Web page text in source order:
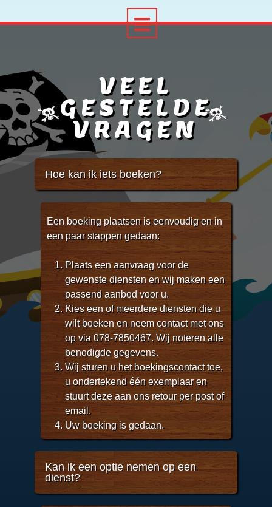
VEEL
GESTELDE
VRAGEN
Hoe kan ik iets boeken?
Een boeking plaatsen is eenvoudig en in
een paar stappen gedaan:
Plaats een aanvraag voor de
gewenste diensten en wij maken een
passend aanbod voor u.
Kies een of meerdere diensten die u
wilt boeken en neem contact met ons
op via 078-7850467. Wij noteren alle
benodigde gegevens.
Wij sturen u het boekingscontact toe,
u ondertekend één exemplaar en
stuurt deze aan ons retour per post of
email.
Uw boeking is gedaan.
Kan ik een optie nemen op een
dienst?